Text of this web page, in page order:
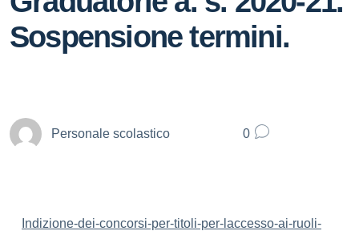
Sospensione termini.
Personale scolastico 0
Indizione-dei-concorsi-per-titoli-per-laccesso-ai-ruoli-